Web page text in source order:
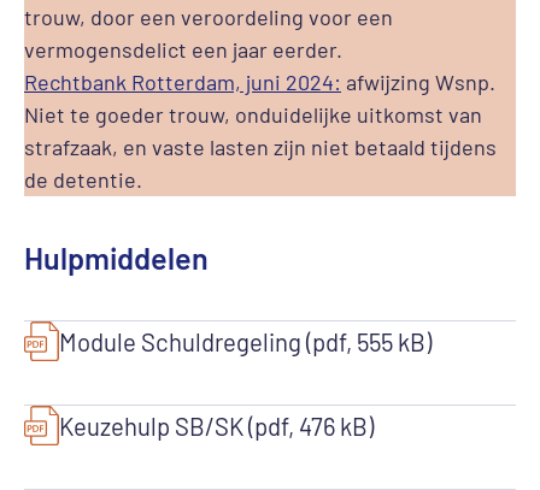
trouw, door een veroordeling voor een
vermogensdelict een jaar eerder.
Rechtbank Rotterdam, juni 2024: afwijzing Wsnp.
Niet te goeder trouw, onduidelijke uitkomst van
strafzaak, en vaste lasten zijn niet betaald tijdens
de detentie.
Hulpmiddelen
Module Schuldregeling (pdf, 555 kB)
Keuzehulp SB/SK (pdf, 476 kB)